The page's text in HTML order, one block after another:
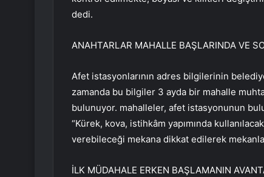
dedi.
ANAHTARLAR MAHALLE BAŞLARINDA VE
Afet istasyonlarının adres bilgilerinin
zamanda bu bilgiler 3 ayda bir mahalle
bulunuyor. mahalleler, afet istasyonunun
“Kürek, kova, istihkâm yapımında
verebileceği mekana dikkat edilerek
İLK MÜDAHALE ERKEN BAŞLAMANIN